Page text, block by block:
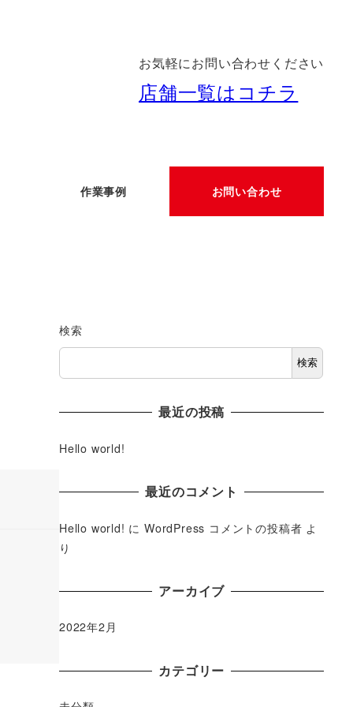
お気軽にお問い合わせください
店舗一覧はコチラ
作業事例 お問い合わせ
検索
検索
最近の投稿
Hello world!
最近のコメント
Hello world! にWordPress コメントの投稿者 よ
り
アーカイブ
2022年2月
カテゴリー